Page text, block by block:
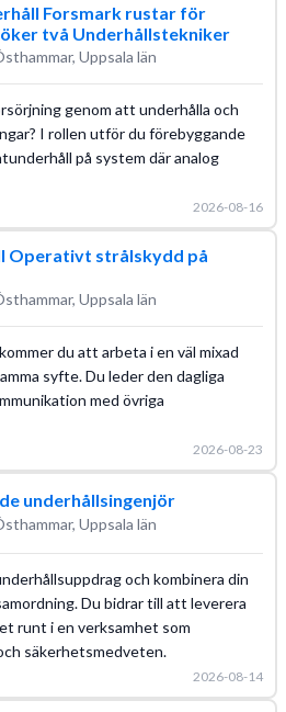
Forsmark rustar för
två Underhållstekniker
Uppsala län
genom att underhålla och
I rollen utför du förebyggande
på system där analog
2026-08-16
Operativt strålskydd på
Uppsala län
du att arbeta i en väl mixad
syfte. Du leder den dagliga
med övriga
2026-08-23
underhållsingenjör
Uppsala län
och kombinera din
Du bidrar till att leverera
runt i en verksamhet som
säkerhetsmedveten.
2026-08-14